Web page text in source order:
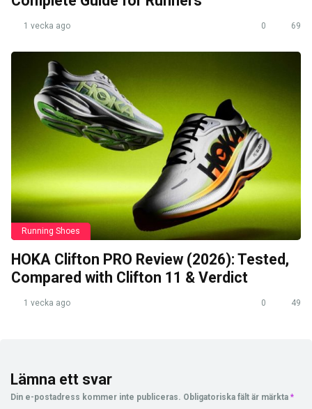
1 vecka ago 0 69
Running Shoes
HOKA Clifton PRO Review (2026): Tested,
Compared with Clifton 11 & Verdict
1 vecka ago 0 49
Lämna ett svar
Din e-postadress kommer inte publiceras. Obligatoriska fält är märkta *